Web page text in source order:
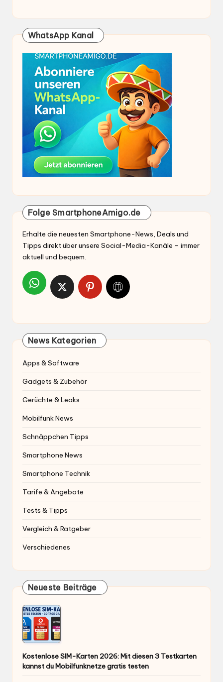
WhatsApp Kanal
Folge SmartphoneAmigo.de
Erhalte die neuesten Smartphone-News, Deals und
Tipps direkt über unsere Social-Media-Kanäle – immer
aktuell und bequem.
News Kategorien
Apps & Software
Gadgets & Zubehör
Gerüchte & Leaks
Mobilfunk News
Schnäppchen Tipps
Smartphone News
Smartphone Technik
Tarife & Angebote
Tests & Tipps
Vergleich & Ratgeber
Verschiedenes
Neueste Beiträge
Kostenlose SIM-Karten 2026: Mit diesen 3 Testkarten
kannst du Mobilfunknetze gratis testen